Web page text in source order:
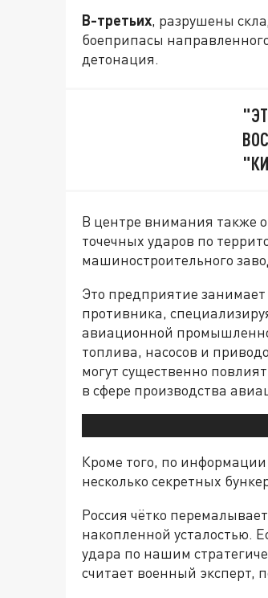
В-третьих, разрушены
боеприпасы
детонация.
В центре внимания также
точечных ударов по
машиностроительного
Это предприятие
противника,
авиационной
топлива, насосов и
могут существенно
в сфере производства
Кроме того, по
несколько секретных
Россия чётко
накопленной усталостью.
удара по нашим
считает военный эксперт,